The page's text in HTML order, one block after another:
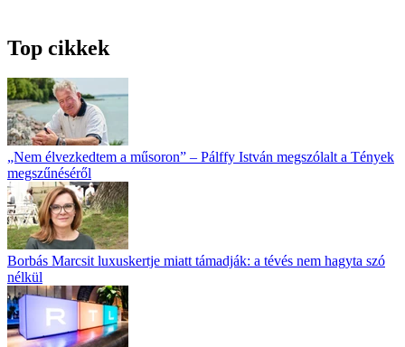
Top cikkek
„Nem élvezkedtem a műsoron” – Pálffy István megszólalt a Tények
megszűnéséről
Borbás Marcsit luxuskertje miatt támadják: a tévés nem hagyta szó
nélkül